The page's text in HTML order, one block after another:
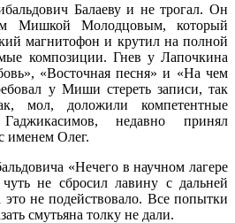
Балаеву и не трогал. Он
Мишкой Молодцовым, который
магнитофон и крутил на полной
композиции. Гнев у Лапочкина
«Восточная песня» и «На чем
у Миши стереть записи, так
мол, доложили компетентные
недавно принял
именем Олег.
«Нечего в научном лагере
не сбросил лавину с дальней
не подействовало. Все попытки
смутьяна толку не дали.